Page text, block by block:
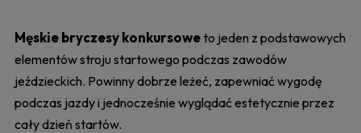
Męskie bryczesy konkursoweto jeden z podstawowych
elementów stroju startowego podczas zawodów
jeździeckich. Powinny dobrze leżeć, zapewniać wygodę
podczas jazdy i jednocześnie wyglądać estetycznie przez
cały dzień startów.